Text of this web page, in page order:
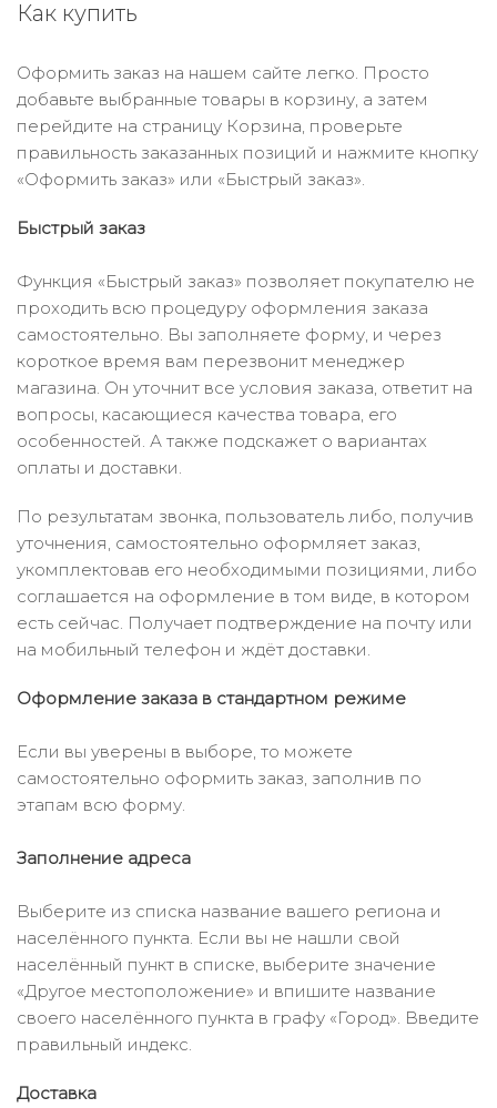
Как купить
Оформить заказ на нашем сайте легко. Просто
добавьте выбранные товары в корзину, а затем
перейдите на страницу Корзина, проверьте
правильность заказанных позиций и нажмите кнопку
«Оформить заказ» или «Быстрый заказ».
Быстрый заказ
Функция «Быстрый заказ» позволяет покупателю не
проходить всю процедуру оформления заказа
самостоятельно. Вы заполняете форму, и через
короткое время вам перезвонит менеджер
магазина. Он уточнит все условия заказа, ответит на
вопросы, касающиеся качества товара, его
особенностей. А также подскажет о вариантах
оплаты и доставки.
По результатам звонка, пользователь либо, получив
уточнения, самостоятельно оформляет заказ,
укомплектовав его необходимыми позициями, либо
соглашается на оформление в том виде, в котором
есть сейчас. Получает подтверждение на почту или
на мобильный телефон и ждёт доставки.
Оформление заказа в стандартном режиме
Если вы уверены в выборе, то можете
самостоятельно оформить заказ, заполнив по
этапам всю форму.
Заполнение адреса
Выберите из списка название вашего региона и
населённого пункта. Если вы не нашли свой
населённый пункт в списке, выберите значение
«Другое местоположение» и впишите название
своего населённого пункта в графу «Город». Введите
правильный индекс.
Доставка